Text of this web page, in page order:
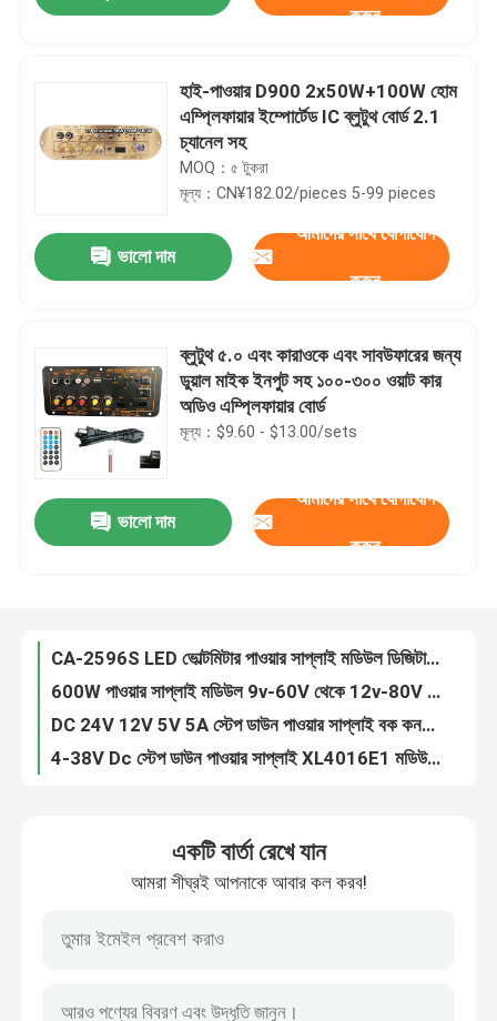
বাড়ি
পণ্য
আমাদের সম্পর্কে
গুণমান নিয়ন্ত্রণ
আমাদের সাথে যোগাযোগ করুন
ব্লগ
এম্প্লিফায়ার বোর্ড মডিউল
করুন
হাই-পাওয়ার D900 2x50W+100W হোম
এম্প্লিফায়ার ইম্পোর্টেড IC ব্লুটুথ বোর্ড 2.1
চ্যানেল সহ
MOQ：৫ টুকরা
মূল্য：CN¥182.02/pieces 5-99 pieces
ভালো দাম
আমাদের সাথে যোগাযোগ
করুন
ব্লুটুথ ৫.০ এবং কারাওকে এবং সাবউফারের জন্য
ডুয়াল মাইক ইনপুট সহ ১০০-৩০০ ওয়াট কার
অডিও এম্প্লিফায়ার বোর্ড
মূল্য：$9.60 - $13.00/sets
ভালো দাম
আমাদের সাথে যোগাযোগ
করুন
CA-2596S LED ভোল্টমিটার পাওয়ার সাপ্লাই মডিউল ডিজিটাল ডিসপ্লে সহ LM2596
600W পাওয়ার সাপ্লাই মডিউল 9v-60V থেকে 12v-80V DC কনস্ট্যান্ট কারেন্ট ভোল্টেজ
DC 24V 12V 5V 5A স্টেপ ডাউন পাওয়ার সাপ্লাই বক কনভার্টার USB
4-38V Dc স্টেপ ডাউন পাওয়ার সাপ্লাই XL4016E1 মডিউল ভোল্টেজ রেগুলেটর
একটি বার্তা রেখে যান
আমরা শীঘ্রই আপনাকে আবার কল করব!